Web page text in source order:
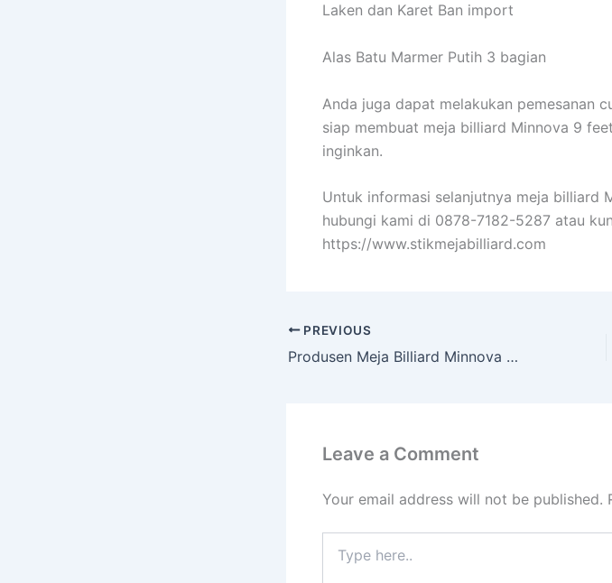
Laken dan Karet Ban import
Alas Batu Marmer Putih 3 bagian
Anda juga dapat melakukan pemesanan
siap membuat meja billiard Minnova 9
inginkan.
Untuk informasi selanjutnya meja billiard
hubungi kami di 0878-7182-5287 atau
https://www.stikmejabilliard.com
PREVIOUS
Produsen Meja Billiard Minnova 9 Feet Situbondo
Leave a Comment
Your email address will not be published.
here..